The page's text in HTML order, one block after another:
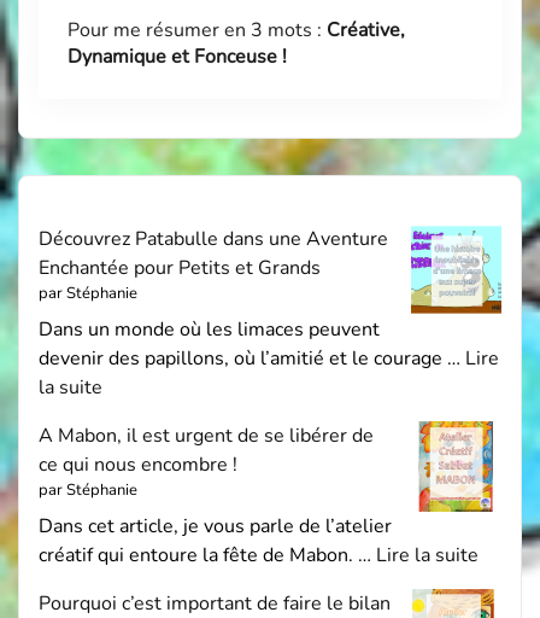
Pour me résumer en 3 mots : Créative,
Dynamique et Fonceuse !
Découvrez Patabulle dans une Aventure
Enchantée pour Petits et Grands
par Stéphanie
Dans un monde où les limaces peuvent
devenir des papillons, où l’amitié et le courage … Lire
la suite
A Mabon, il est urgent de se libérer de
ce qui nous encombre !
par Stéphanie
Dans cet article, je vous parle de l’atelier
créatif qui entoure la fête de Mabon. … Lire la suite
Pourquoi c’est important de faire le bilan